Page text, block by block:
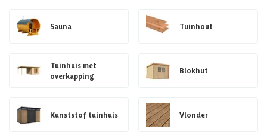
Sauna Tuinhout
Tuinhuis met
overkapping
Blokhut
Kunststof tuinhuis Vlonder